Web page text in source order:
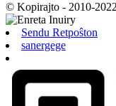
© Kopirajto - 2010-
Sendu Retpoŝton
sanergege